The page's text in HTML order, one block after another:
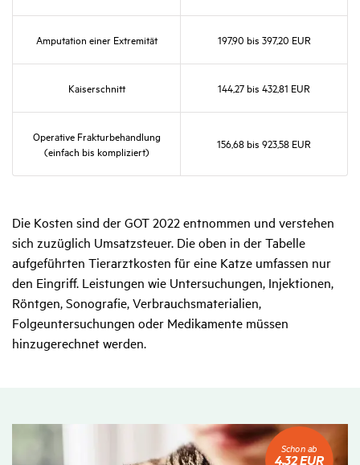
Ampu­ta­tion einer Extre­mität 197,90 bis 397,20 EUR
Kaiser­schnitt 144,27 bis 432,81 EUR
Opera­tive Frak­tur­be­hand­lung
(einfach bis kompli­ziert)
156,68 bis 923,58 EUR
Die Kosten sind der GOT 2022 entnommen und verstehen
sich zuzüglich Umsatzsteuer. Die oben in der Tabelle
aufgeführten Tierarztkosten für eine Katze umfassen nur
den Eingriff. Leistungen wie Untersuchungen, Injektionen,
Röntgen, Sonografie, Verbrauchsmaterialien,
Folgeuntersuchungen oder Medikamente müssen
hinzugerechnet werden.
Schon
ab
Schon ab
4,32 EUR